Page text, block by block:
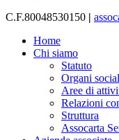
C.F.80048530150 |
Home
Chi siamo
Statuto
Organi
Aree di
Relazioni
Struttura
Assocarta